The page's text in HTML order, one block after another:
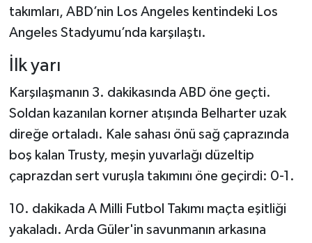
takımları, ABD’nin Los Angeles kentindeki Los
Angeles Stadyumu’nda karşılaştı.
İlk yarı
Karşılaşmanın 3. dakikasında ABD öne geçti.
Soldan kazanılan korner atışında Belharter uzak
direğe ortaladı. Kale sahası önü sağ çaprazında
boş kalan Trusty, meşin yuvarlağı düzeltip
çaprazdan sert vuruşla takımını öne geçirdi: 0-1.
10. dakikada A Milli Futbol Takımı maçta eşitliği
yakaladı. Arda Güler'in savunmanın arkasına